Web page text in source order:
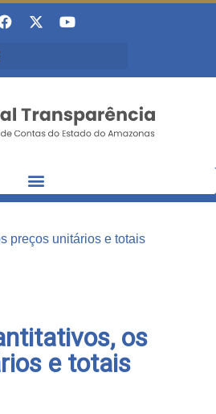
preços unitários e totais
os
e totais